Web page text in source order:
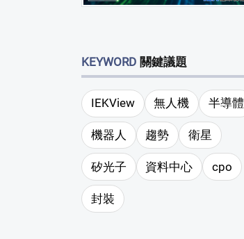
KEYWORD 關鍵議題
IEKView 無人機 半導體
機器人 趨勢 衛星
矽光子 資料中心 cpo
封裝